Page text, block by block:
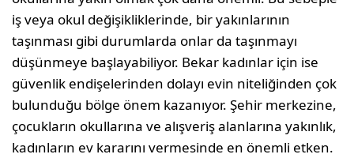
iş veya okul değişikliklerinde, bir yakınlarının
taşınması gibi durumlarda onlar da taşınmayı
düşünmeye başlayabiliyor. Bekar kadınlar için ise
güvenlik endişelerinden dolayı evin niteliğinden çok
bulunduğu bölge önem kazanıyor. Şehir merkezine,
çocukların okullarına ve alışveriş alanlarına yakınlık,
kadınların ev kararını vermesinde en önemli etken.